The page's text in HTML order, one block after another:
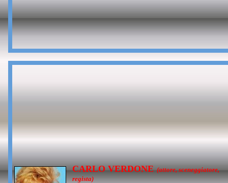
CARLO VERDONE (attore, sceneggiatore,
regista)